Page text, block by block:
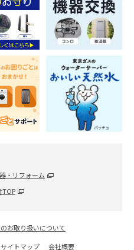
・リフォーム
TOP
お取り扱いについて
サイトマップ 会社概要